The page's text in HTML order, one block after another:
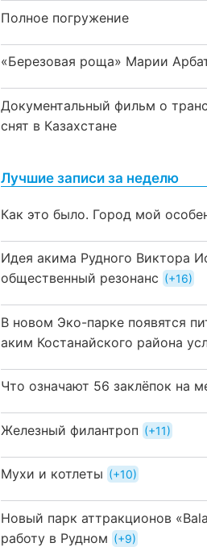
Полное погружение
«Березовая роща» Марии
Документальный фильм о
снят в Казахстане
Лучшие записи за неделю
Как это было. Город мой
Идея акима Рудного Виктора
общественный резонанс
+16
В новом Эко-парке появятся
аким Костанайского района
Что означают 56 заклёпок на
Железный филантроп +11
Мухи и котлеты +10
Новый парк аттракционов
работу в Рудном
+9